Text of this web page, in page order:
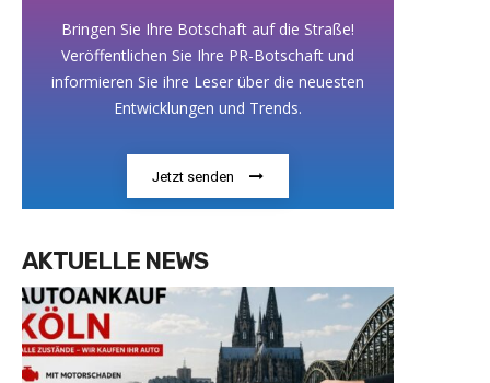
Bringen Sie Ihre Botschaft auf die Straße!
Veröffentlichen Sie Ihre PR-Botschaft und
informieren Sie ihre Leser über die neuesten
Entwicklungen und Trends.
Jetzt senden
AKTUELLE NEWS